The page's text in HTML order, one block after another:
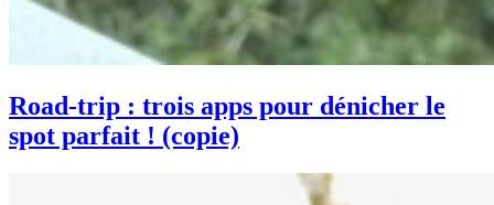
Road-trip : trois apps pour dénicher le
spot parfait ! (copie)